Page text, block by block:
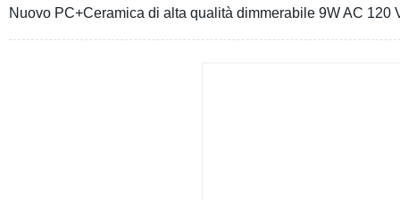
Nuovo PC+Ceramica di alta qualità dimmerabile 9W AC